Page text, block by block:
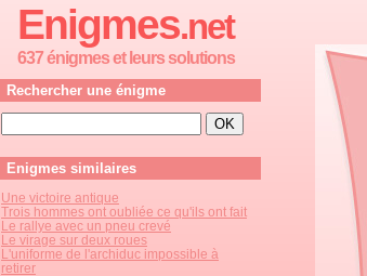
Enigmes.net
637 énigmes et leurs solutions
Rechercher une énigme
Enigmes similaires
Une victoire antique
Trois hommes ont oubliée ce qu'ils ont fait
Le rallye avec un pneu crevé
Le virage sur deux roues
L'uniforme de l'archiduc impossible à
retirer